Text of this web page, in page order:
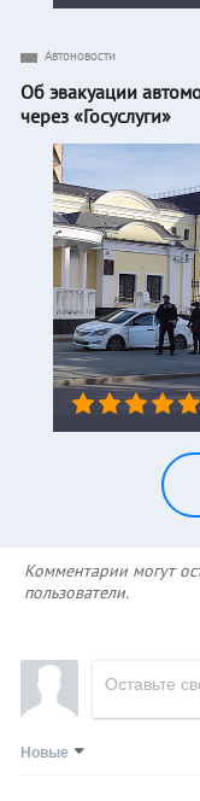
Автоновости
Об эвакуации
через «Госуслуги»
Комментарии могут
пользователи.
Новые